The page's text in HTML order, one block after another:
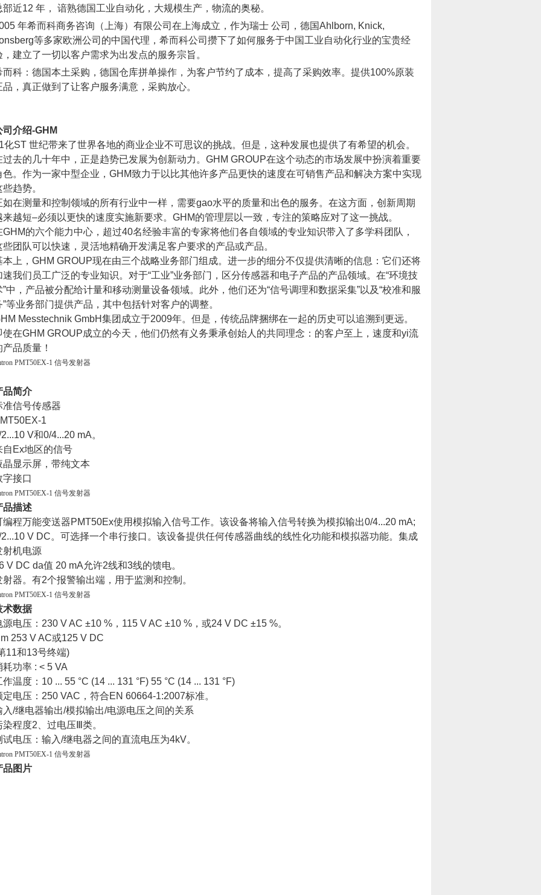
部近12 年， 谙熟德国工业自动化，大规模生产，物流的奥秘。
年希而科商务咨询（上海）有限公司在上海成立，作为瑞士 公司，德国Ahlborn, Knick,
等多家欧洲公司的中国代理，希而科公司攒下了如何服务于中国工业自动化行业的宝贵经
，建立了一切以客户需求为出发点的服务宗旨。
而科：德国本土采购，德国仓库拼单操作，为客户节约了成本，提高了采购效率。提供100%原装
品，真正做到了让客户服务满意，采购放心。
司介绍-GHM
化ST 世纪带来了世界各地的商业企业不可思议的挑战。但是，这种发展也提供了有希望的机会。
过去的几十年中，正是趋势已发展为创新动力。 GHM GROUP在这个动态的市场发展中扮演着重要
色。作为一家中型企业， GHM致力于以比其他许多产品更快的速度在可销售产品和解决方案中实现
些趋势。
如在测量和控制领域的所有行业中一样，需要gao水平的质量和出色的服务。在这方面，创新周期
来越短–必须以更快的速度实施新要求。 GHM的管理层以一致，专注的策略应对了这一挑战。
GHM的六个能力中心，超过40名经验丰富的专家将他们各自领域的专业知识带入了多学科团队，
些团队可以快速，灵活地精确开发满足客户要求的产品或产品。
本上， GHM GROUP现在由三个战略业务部门组成。进一步的细分不仅提供清晰的信息：它们还将
速我们员工广泛的专业知识。对于“工业”业务部门，区分传感器和电子产品的产品领域。在“环境技
”中，产品被分配给计量和移动测量设备领域。此外，他们还为“信号调理和数据采集”以及“校准和服
”等业务部门提供产品，其中包括针对客户的调整。
Messtechnik GmbH集团成立于2009年。但是，传统品牌捆绑在一起的历史可以追溯到更远。
使在GHM GROUP成立的今天，他们仍然有义务秉承创始人的共同理念：的客户至上，速度和yi流
产品质量！
PMT50EX-1 信号发射器
品简介
准信号传感器
1
V和0/4...20 mA。
自 Ex地区的信号
晶显示屏，带纯文本
字接口
PMT50EX-1 信号发射器
品描述
编程万能变送器PMT50Ex使用模拟输入信号工作。该设备将输入信号转换为模拟输出0/4...20 mA;
V DC。可选择一个串行接口。该设备提供任何传感器曲线的线性化功能和模拟器功能。集成
射机电源
V DC da值 20 mA允许2线和3线的馈电。
射器。有2个报警输出端，用于监测和控制。
PMT50EX-1 信号发射器
术数据
源电压： 230 V AC ±10 % ， 115 V AC ±10 % ，或24 V DC ±15 %。
253 V AC或125 V DC
11和13号终端)
耗功率 : < 5 VA
作温度： 10 ... 55 °C (14 ... 131 °F) 55 °C (14 ... 131 °F)
定电压： 250 VAC ，符合EN 60664-1:2007标准。
入/继电器输出/模拟输出/电源电压之间的关系
染程度2 、过电压Ⅲ类。
试电压：输入/继电器之间的直流电压为4kV。
PMT50EX-1 信号发射器
品图片